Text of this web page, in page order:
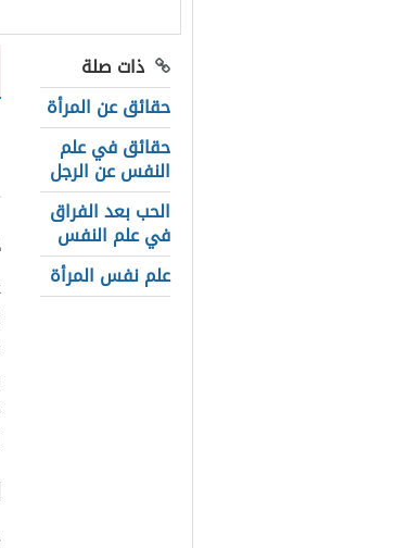
ذات صلة
حقائق عن المرأة
حقائق في علم
النفس عن الرجل
الحب بعد الفراق
في علم النفس
علم نفس المرأة